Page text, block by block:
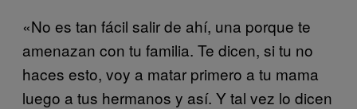
«No es tan fácil salir de ahí, una porque te
amenazan con tu familia. Te dicen, si tu no
haces esto, voy a matar primero a tu mama
luego a tus hermanos y así. Y tal vez lo dicen